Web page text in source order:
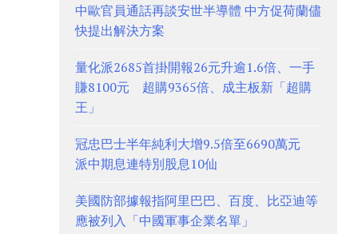
中歐官員通話再談安世半導體 中方促荷蘭儘
快提出解決方案
量化派2685首掛開報26元升逾1.6倍、一手
賺8100元 超購9365倍、成主板新「超購
王」
冠忠巴士半年純利大增9.5倍至6690萬元
派中期息連特別股息10仙
美國防部據報指阿里巴巴、百度、比亞迪等
應被列入「中國軍事企業名單」